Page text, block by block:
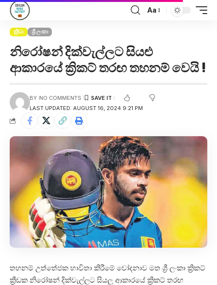
Aa
ක්‍රීඩා ශ්‍රී ලංකා
නිරෝෂන් දික්වැල්ලට සියළු
ආකාරයේ ක්‍රිකට් තරඟ තහනම් වෙයි !
LAST UPDATED: AUGUST 16, 2024 9:21 PM
BY NO COMMENTS
තහනම් උත්තේජක භාවිතා කිරීමේ චෝදනාව මත ශ්‍රී ලංකා ක්‍රිකට්
ක්‍රීඩක නිරෝෂන් දික්වැල්ලට සියලු ආකාරයේ ක්‍රිකට් තරඟ